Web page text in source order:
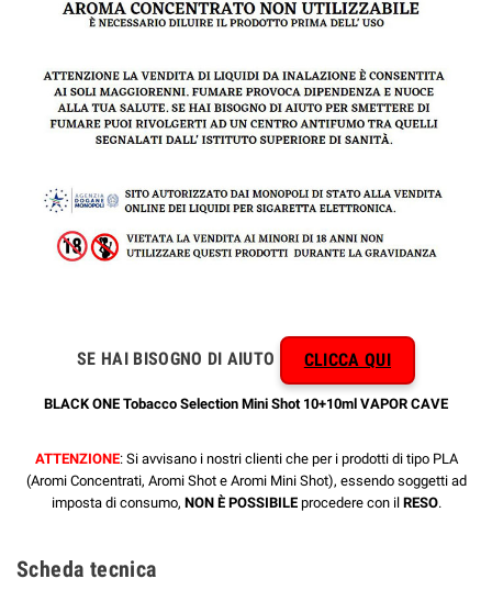
SE HAI BISOGNO DI AIUTO CLICCA QUI
BLACK ONE Tobacco Selection Mini Shot 10+10ml VAPOR CAVE
ATTENZIONE: Si avvisano i nostri clienti che per i prodotti di tipo PLA
(Aromi Concentrati, Aromi Shot e Aromi Mini Shot), essendo soggetti ad
imposta di consumo, NON È POSSIBILEprocedere con il RESO.
Scheda tecnica